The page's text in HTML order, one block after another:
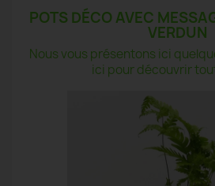
POTS DÉCO AVEC
VERDUN
Nous vous présentons ici
ici pour découvrir